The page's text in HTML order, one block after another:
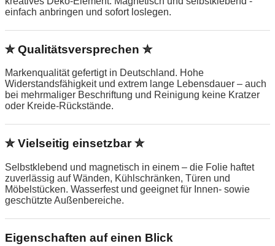
einfach anbringen und sofort loslegen.
✮ Qualitätsversprechen ✮
Markenqualität gefertigt in Deutschland. Hohe
Widerstandsfähigkeit und extrem lange Lebensdauer – auch
bei mehrmaliger Beschriftung und Reinigung keine Kratzer
oder Kreide-Rückstände.
✮ Vielseitig einsetzbar ✮
Selbstklebend und magnetisch in einem – die Folie haftet
zuverlässig auf Wänden, Kühlschränken, Türen und
Möbelstücken. Wasserfest und geeignet für Innen- sowie
geschützte Außenbereiche.
Eigenschaften auf einen Blick